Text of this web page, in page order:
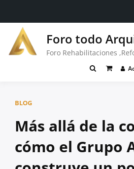
contenido
Foro todo
Foro Rehabilitaciones
BLOG
Más allá de la
cómo el Grupo